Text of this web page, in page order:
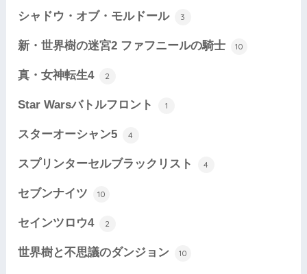
シャドウ・オブ・モルドール 3
新・世界樹の迷宮2 ファフニールの騎士 10
真・女神転生4 2
Star Warsバトルフロント 1
スターオーシャン5 4
スプリンターセルブラックリスト 4
セブンナイツ 10
セインツロウ4 2
世界樹と不思議のダンジョン 10